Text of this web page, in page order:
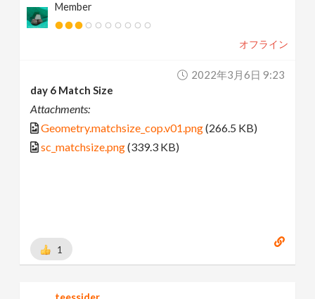
Member
オフライン
2022年3月6日 9:23
day 6 Match Size
Attachments:
Geometry.matchsize_cop.v01.png(266.5 KB)
sc_matchsize.png(339.3 KB)
1